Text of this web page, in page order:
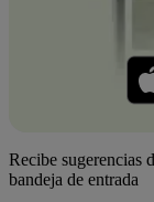
Recibe sugerencias
bandeja de entrada